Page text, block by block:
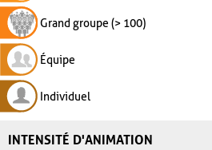
Grand groupe (> 100)
Équipe
Individuel
INTENSITÉ D'ANIMATION